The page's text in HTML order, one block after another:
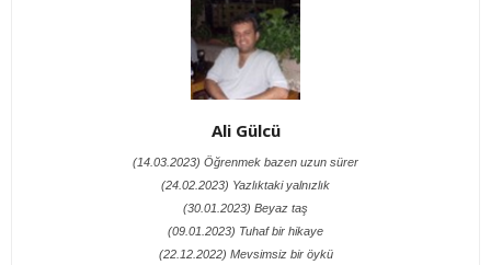
Ali Gülcü
(14.03.2023) Öğrenmek bazen uzun sürer
(24.02.2023) Yazlıktaki yalnızlık
(30.01.2023) Beyaz taş
(09.01.2023) Tuhaf bir hikaye
(22.12.2022) Mevsimsiz bir öykü